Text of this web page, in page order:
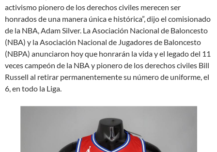
activismo pionero de los derechos civiles merecen ser
honrados de una manera única e histórica”, dijo el comisionado
de la NBA, Adam Silver. La Asociación Nacional de Baloncesto
(NBA) y la Asociación Nacional de Jugadores de Baloncesto
(NBPA) anunciaron hoy que honrarán la vida y el legado del 11
veces campeón de la NBA y pionero de los derechos civiles Bill
Russell al retirar permanentemente su número de uniforme, el
6, en todo la Liga.